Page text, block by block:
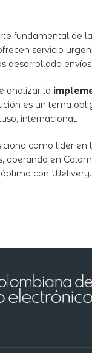
fundamental de
servicio
desarrollado
analizar la
es un tema
internacional.
como líder
operando en
con Welivery.